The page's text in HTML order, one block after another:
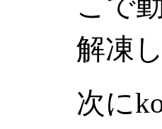
解凍
次に